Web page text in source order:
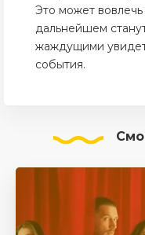
Это может
дальнейшем
жаждущими
события.